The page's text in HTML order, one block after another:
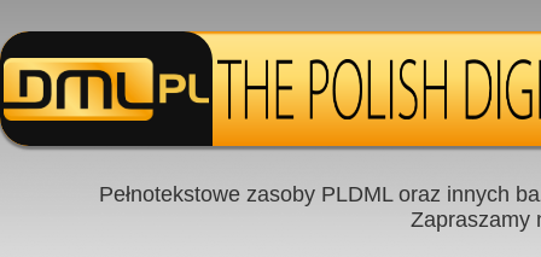
Pełnotekstowe zasoby PLDML oraz innych
Zapraszamy